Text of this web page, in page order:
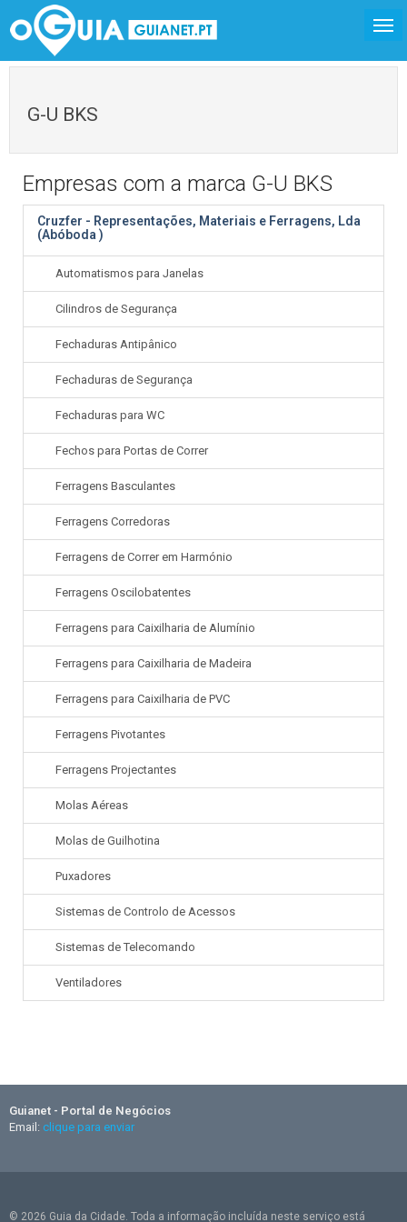
G-U BKS
Empresas com a marca G-U BKS
Cruzfer - Representações, Materiais e Ferragens, Lda
(Abóboda )
Automatismos para Janelas
Cilindros de Segurança
Fechaduras Antipânico
Fechaduras de Segurança
Fechaduras para WC
Fechos para Portas de Correr
Ferragens Basculantes
Ferragens Corredoras
Ferragens de Correr em Harmónio
Ferragens Oscilobatentes
Ferragens para Caixilharia de Alumínio
Ferragens para Caixilharia de Madeira
Ferragens para Caixilharia de PVC
Ferragens Pivotantes
Ferragens Projectantes
Molas Aéreas
Molas de Guilhotina
Puxadores
Sistemas de Controlo de Acessos
Sistemas de Telecomando
Ventiladores
Guianet - Portal de Negócios
Email: clique para enviar
© 2026 Guia da Cidade. Toda a informação incluída neste serviço está